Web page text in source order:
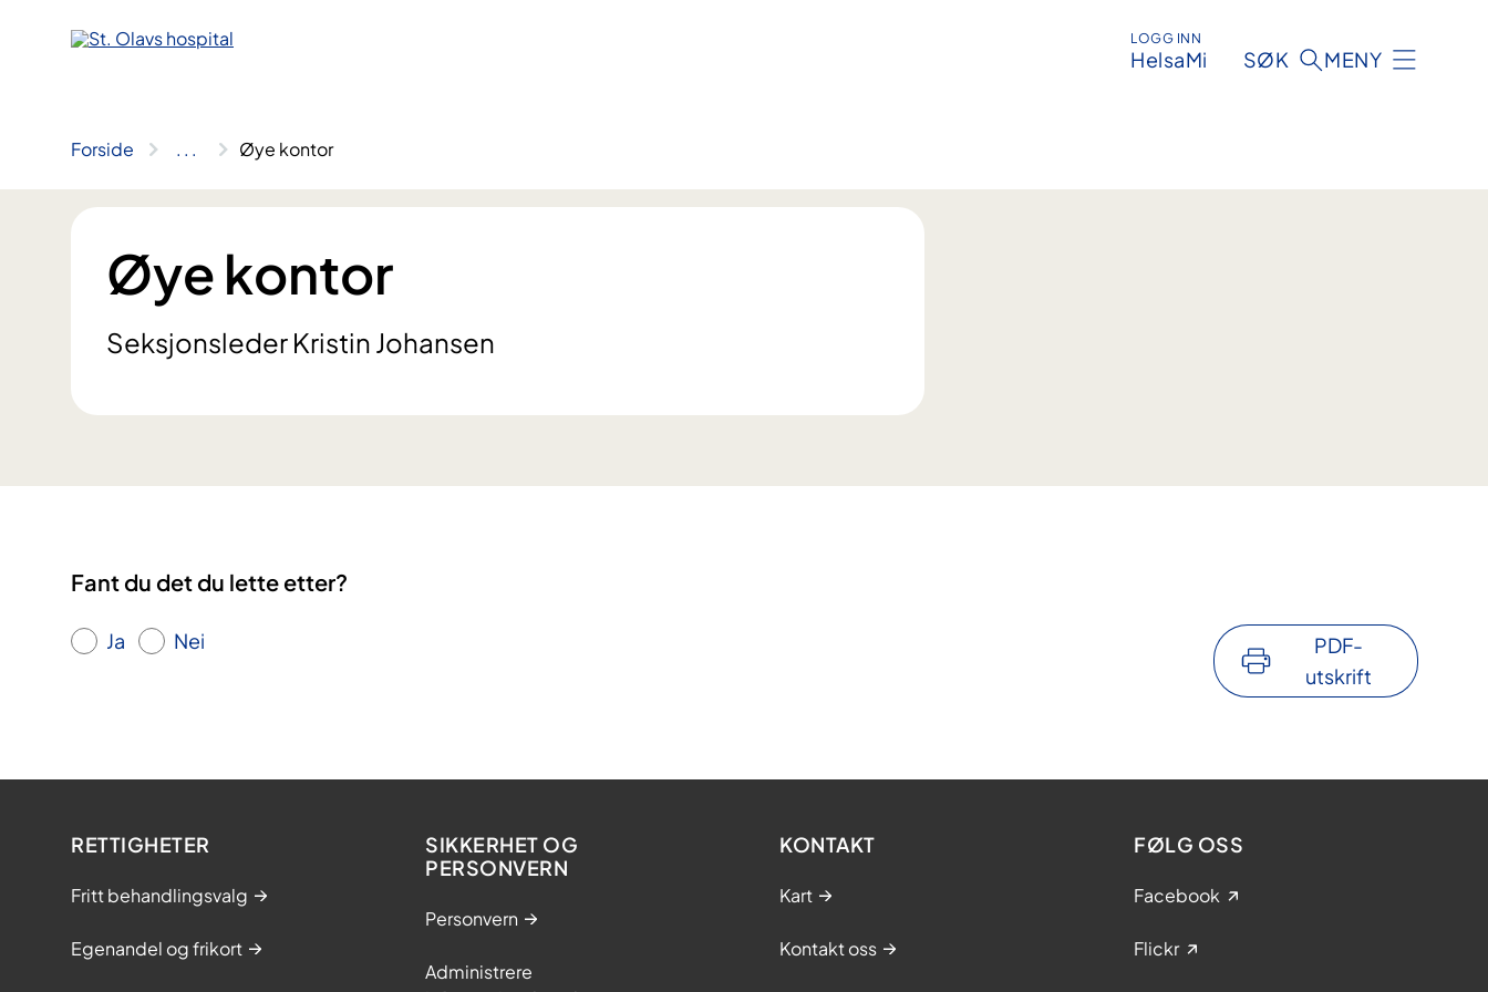
LOGG INN
HelsaMi SØK MENY
Forside .. . Øye kontor
Øye kontor
Seksjonsleder Kristin Johansen
Fant du det du lette etter?
Ja Nei
PDF-
utskrift
RETTIGHETER
Fritt behandlingsvalg
Egenandel og frikort
SIKKERHET OG
PERSONVERN
Personvern
Administrere
KONTAKT
Kart
Kontakt oss
FØLG OSS
Facebook
Flickr